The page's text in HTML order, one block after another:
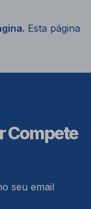
Esta página
Compete
seu email